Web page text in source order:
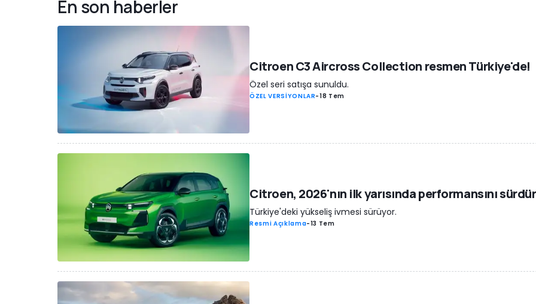
En son haberler
Citroen C3 Aircross Collection resmen Türkiye'de!
Özel seri satışa sunuldu.
ÖZEL VERSİYONLAR-18 Tem
Citroen, 2026'nın ilk yarısında performansını
Türkiye'deki yükseliş ivmesi sürüyor.
Resmi Açıklama-13 Tem